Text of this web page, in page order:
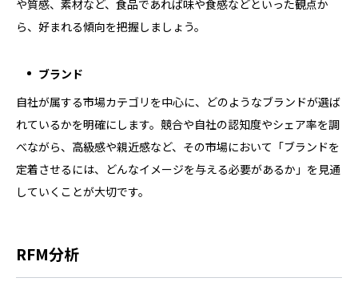
や質感、素材など、食品であれば味や食感などといった観点か
ら、好まれる傾向を把握しましょう。
ブランド
自社が属する市場カテゴリを中心に、どのようなブランドが選ば
れているかを明確にします。競合や自社の認知度やシェア率を調
べながら、高級感や親近感など、その市場において「ブランドを
定着させるには、どんなイメージを与える必要があるか」を見通
していくことが大切です。
RFM分析